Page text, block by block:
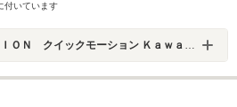
付いています
クモーション Ｋａｗａｇｏｅ ～４ＷＤ・ＳＵＶ専門店～